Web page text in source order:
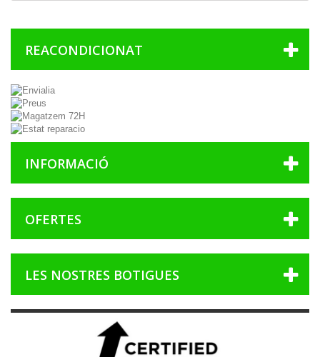
REACONDICIONAT
INFORMACIÓ
OFERTES
LES NOSTRES BOTIGUES